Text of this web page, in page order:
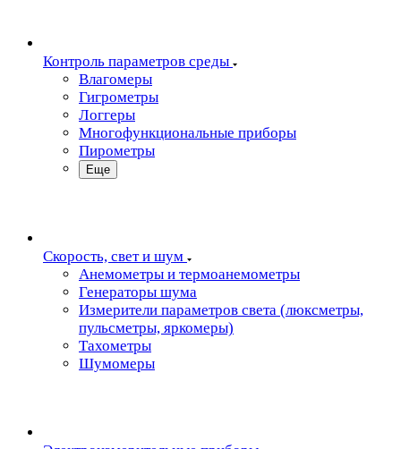
Контроль параметров среды
Влагомеры
Гигрометры
Логгеры
Многофункциональные приборы
Пирометры
Еще
Скорость, свет и шум
Анемометры и термоанемометры
Генераторы шума
Измерители параметров света (люксметры,
пульсметры, яркомеры)
Тахометры
Шумомеры